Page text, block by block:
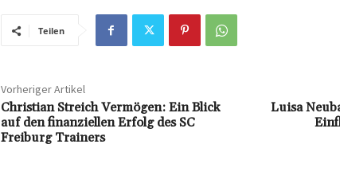
Teilen
Vorheriger Artikel
Christian Streich Vermögen: Ein Blick
auf den finanziellen Erfolg des SC
Freiburg Trainers
Luisa